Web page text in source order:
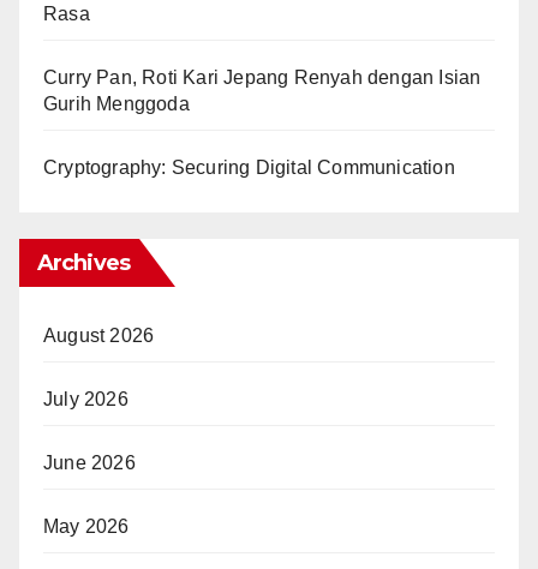
Rasa
Curry Pan, Roti Kari Jepang Renyah dengan Isian
Gurih Menggoda
Cryptography: Securing Digital Communication
Archives
August 2026
July 2026
June 2026
May 2026